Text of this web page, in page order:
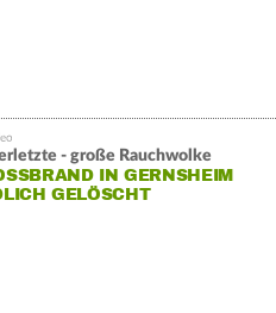
- große Rauchwolke
IN GERNSHEIM E
GELÖSCHT